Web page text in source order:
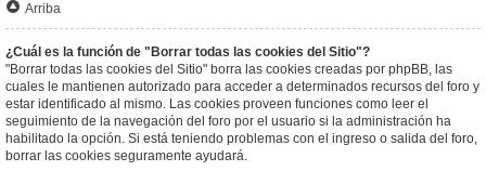
Arriba
¿Cuál es la función de "Borrar todas las cookies del Sitio"?
"Borrar todas las cookies del Sitio" borra las cookies creadas por phpBB, las
cuales le mantienen autorizado para acceder a determinados recursos del foro y
estar identificado al mismo. Las cookies proveen funciones como leer el
seguimiento de la navegación del foro por el usuario si la administración ha
habilitado la opción. Si está teniendo problemas con el ingreso o salida del foro,
borrar las cookies seguramente ayudará.